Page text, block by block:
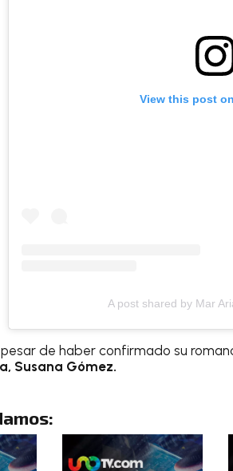
View this post
A post shared by Mar
de haber confirmado su
Susana Gómez.